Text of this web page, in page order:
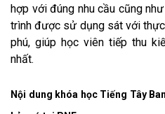
hợp với đúng nhu cầu cũng
trình được sử dụng sát với
phú, giúp học viên tiếp thu
nhất.
Nội dung khóa học Tiếng Tây